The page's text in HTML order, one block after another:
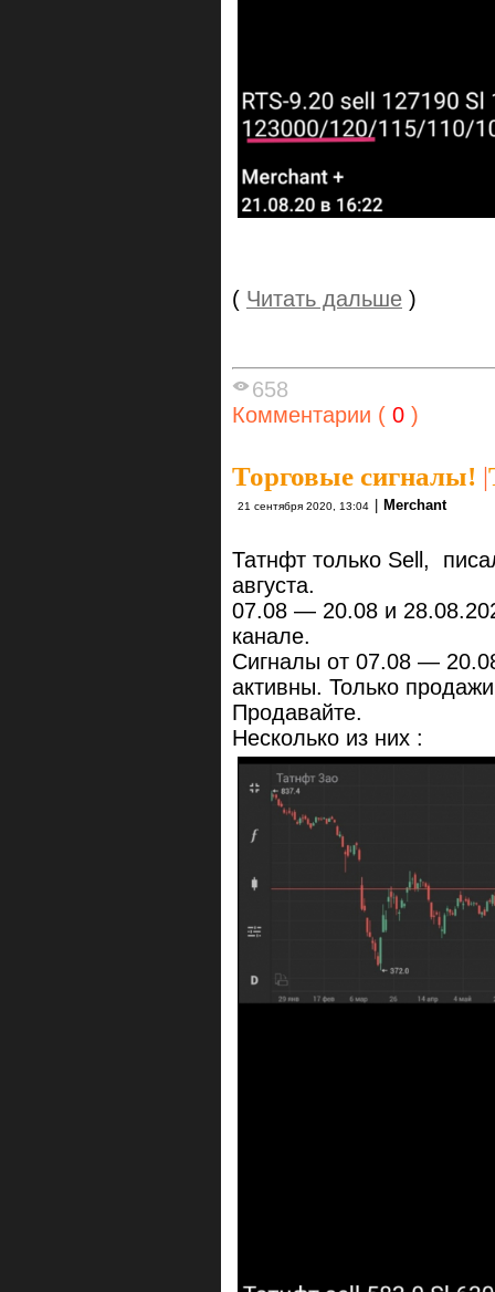
( Читать дальше )
658
Комментарии ( 0 )
Торговые сигналы! |
21 сентября 2020, 13:04 Merchant
Татнфт только Sell,
августа.
07.08 — 20.08 и
канале.
Сигналы от 07.08 —
активны. Только
Продавайте.
Несколько из них :